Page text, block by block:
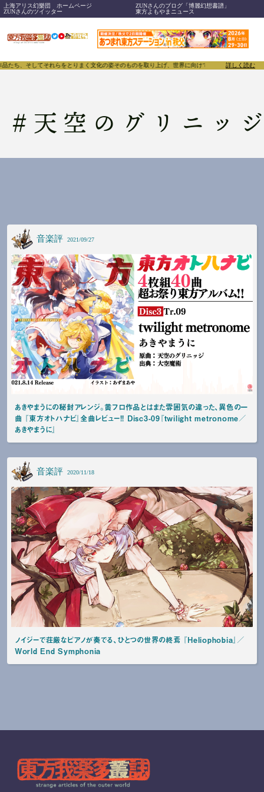
上海アリス幻樂団 ホームページ
ZUNさんのブログ「博麗幻想書譜」
ZUNさんのツイッター
東方よもやまニュース
、そしてそれらをとりまく文化の姿そのものを取り上げ、世界に向けて誇らしく発信するこ
詳しく読む
# 天空のグリニッ
音楽評 2021/09/27
あきやまうにの秘封アレンジ。黄フロ作品とはまた雰囲気の違った、異色の一
曲 『東方オトハナビ』全曲レビュー!! Disc3-09『twilight metronome／
あきやまうに』
音楽評 2020/11/18
ノイジーで荘厳なピアノが奏でる、ひとつの世界の終焉 『Heliophobia』／
World End Symphonia